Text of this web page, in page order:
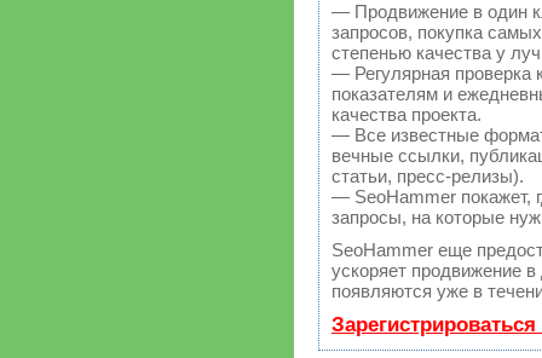
— Продвижение в один
запросов, покупка
степенью качества у
— Регулярная проверка
показателям и
качества проекта.
— Все известные
вечные ссылки,
статьи, пресс-релизы).
— SeoHammer покажет,
запросы, на которые
SeoHammer еще
ускоряет продвижение
появляются уже в